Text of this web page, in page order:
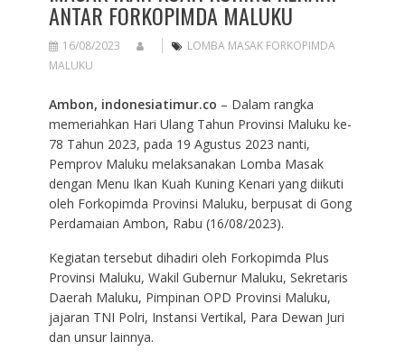
ANTAR FORKOPIMDA MALUKU
16/08/2023
LOMBA MASAK FORKOPIMDA
MALUKU
Ambon, indonesiatimur.co – Dalam rangka
memeriahkan Hari Ulang Tahun Provinsi Maluku ke-
78 Tahun 2023, pada 19 Agustus 2023 nanti,
Pemprov Maluku melaksanakan Lomba Masak
dengan Menu Ikan Kuah Kuning Kenari yang diikuti
oleh Forkopimda Provinsi Maluku, berpusat di Gong
Perdamaian Ambon, Rabu (16/08/2023).
Kegiatan tersebut dihadiri oleh Forkopimda Plus
Provinsi Maluku, Wakil Gubernur Maluku, Sekretaris
Daerah Maluku, Pimpinan OPD Provinsi Maluku,
jajaran TNI Polri, Instansi Vertikal, Para Dewan Juri
dan unsur lainnya.